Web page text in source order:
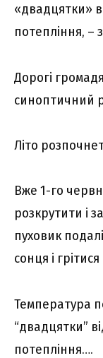
«двадцятки»
потепління, –
Дорогі
синоптичний
Літо
Вже 1-го
розкрутити і
пуховик
сонця і
Температура
“двадцятки”
потепління….